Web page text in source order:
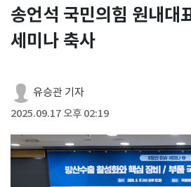
송언석 국민의힘 원내대
세미나 축사
유승관 기자
2025.09.17 오후 02:19